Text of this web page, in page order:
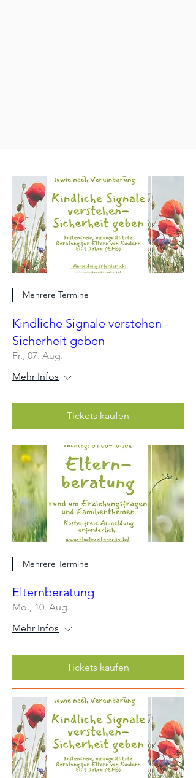
Mehrere Termine
Kindliche Signale verstehen -
Sicherheit geben
Fr., 07. Aug.
Mehr Infos
Tickets kaufen
Mehrere Termine
Elternberatung
Mo., 10. Aug.
Mehr Infos
Tickets kaufen